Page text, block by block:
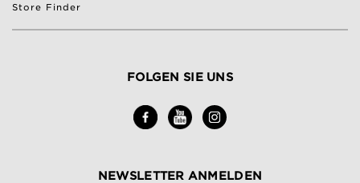
Store Finder
FOLGEN SIE UNS
NEWSLETTER ANMELDEN